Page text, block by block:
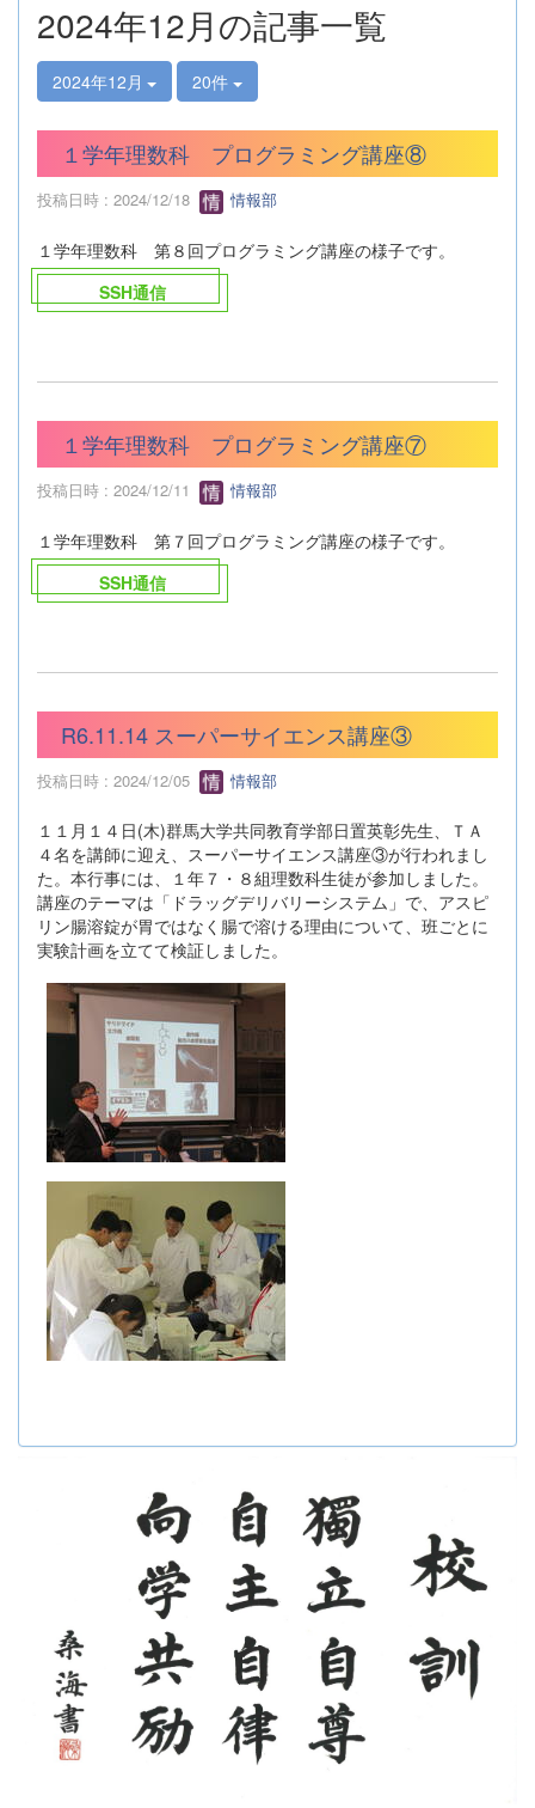
2024年12月の記事一覧
2024年12月 20件
１学年理数科 プログラミング講座⑧
投稿日時 : 2024/12/18 情報部
１学年理数科 第８回プログラミング講座の様子です。
SSH通信
１学年理数科 プログラミング講座⑦
投稿日時 : 2024/12/11 情報部
１学年理数科 第７回プログラミング講座の様子です。
SSH通信
R6.11.14 スーパーサイエンス講座③
投稿日時 : 2024/12/05 情報部
１１月１４日(木)群馬大学共同教育学部日置英彰先生、ＴＡ
４名を講師に迎え、スーパーサイエンス講座③が行われまし
た。本行事には、１年７・８組理数科生徒が参加しました。
講座のテーマは「ドラッグデリバリーシステム」で、アスピ
リン腸溶錠が胃ではなく腸で溶ける理由について、班ごとに
実験計画を立てて検証しました。